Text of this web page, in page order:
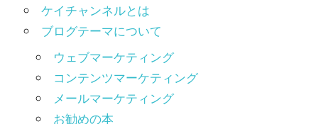
ケイチャンネルとは
ブログテーマについて
ウェブマーケティング
コンテンツマーケティング
メールマーケティング
お勧めの本